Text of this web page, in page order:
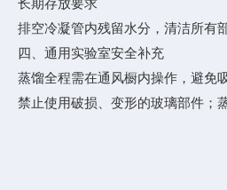
长期存放要求
排空冷凝管内残留水分，清洁所有
四、通用实验室安全补充
蒸馏全程需在通风橱内操作，避免
禁止使用破损、变形的玻璃部件；